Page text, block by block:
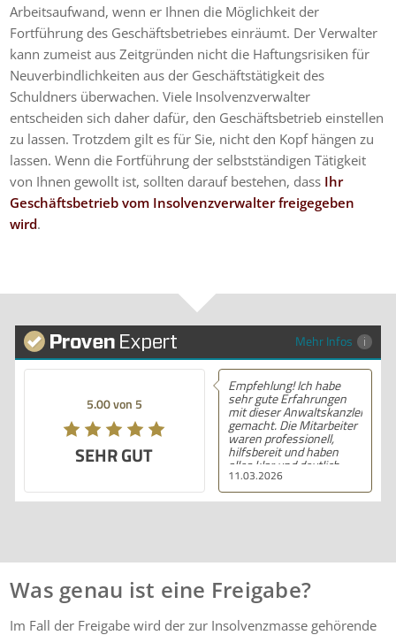
Arbeitsaufwand, wenn er Ihnen die Möglichkeit der
Fortführung des Geschäftsbetriebes einräumt. Der Verwalter
kann zumeist aus Zeitgründen nicht die Haftungsrisiken für
Neuverbindlichkeiten aus der Geschäftstätigkeit des
Schuldners überwachen. Viele Insolvenzverwalter
entscheiden sich daher dafür, den Geschäftsbetrieb einstellen
zu lassen. Trotzdem gilt es für Sie, nicht den Kopf hängen zu
lassen. Wenn die Fortführung der selbstständigen Tätigkeit
von Ihnen gewollt ist, sollten darauf bestehen, dass Ihr
Geschäftsbetrieb vom Insolvenzverwalter freigegeben
wird.
Mehr Infos
5.00 von 5
SEHR GUT
11.03.2026
Empfehlung! Ich habe
sehr gute Erfahrungen
mit dieser Anwaltskanzlei
gemacht. Die Mitarbeiter
waren professionell,
hilfsbereit und haben
alles klar und deutlich
erklärt. Ich bin mit der
Beratung sehr zufrieden
und kann ihre
Was genau ist eine Freigabe?
Im Fall der Freigabe wird der zur Insolvenzmasse gehörende